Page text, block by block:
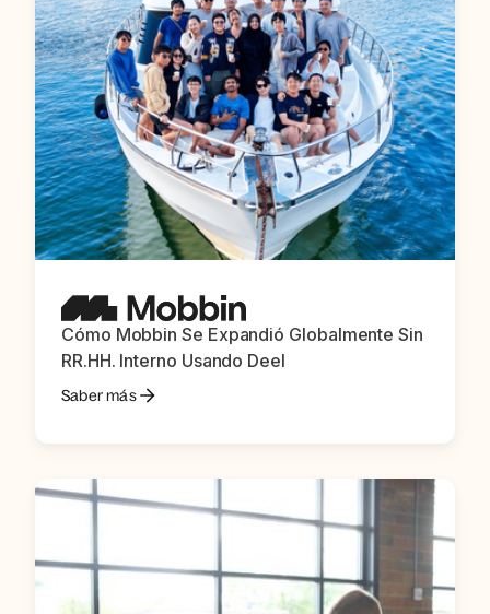
Cómo Mobbin Se Expandió Globalmente Sin
RR.HH. Interno Usando Deel
Saber más